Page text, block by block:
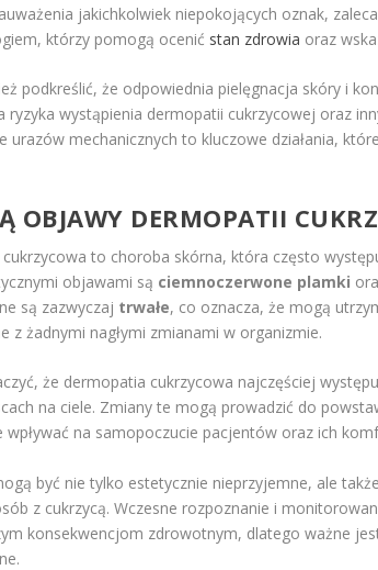
jakichkolwiek niepokojących oznak,
którzy pomogą ocenić stan zdrowia oraz
podkreślić, że odpowiednia pielęgnacja skóry i
ryzyka wystąpienia dermopatii cukrzycowej oraz
urazów mechanicznych to kluczowe działania,
OBJAWY DERMOPATII
to choroba skórna, która często
objawami są ciemnoczerwone plamki
są zazwyczaj trwałe, co oznacza, że mogą
z żadnymi nagłymi zmianami w organizmie.
że dermopatia cukrzycowa najczęściej
na ciele. Zmiany te mogą prowadzić do
wpływać na samopoczucie pacjentów oraz ich
być nie tylko estetycznie nieprzyjemne, ale
z cukrzycą. Wczesne rozpoznanie i
konsekwencjom zdrowotnym, dlatego ważne